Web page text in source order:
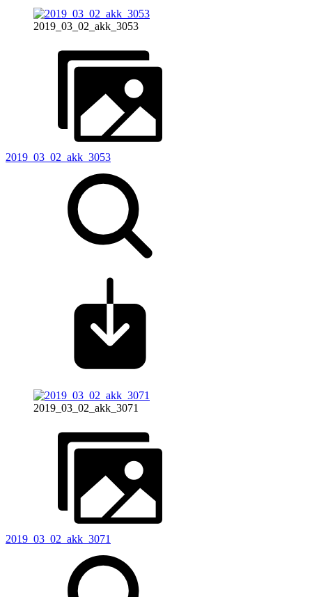
2019_03_02_akk_3053
2019_03_02_akk_3053
2019_03_02_akk_3071
2019_03_02_akk_3071